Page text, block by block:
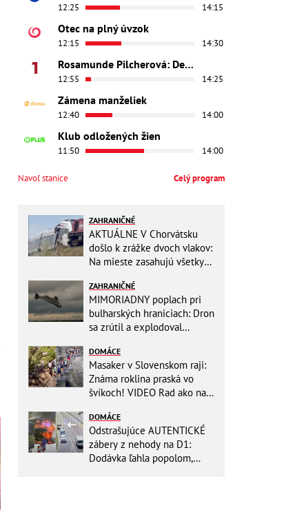
12:25 14:15
Otec na plný úvzok
12:15 14:30
Rosamunde Pilcherová: Dedičstvo lásky
12:55 14:25
Zámena manželiek
12:40 14:00
Klub odložených žien
11:50 14:00
Navoľ stanice Celý program
ZAHRANIČNÉ
AKTUÁLNE V Chorvátsku
došlo k zrážke dvoch vlakov:
Na mieste zasahujú všetky
ZAHRANIČNÉ
MIMORIADNY poplach pri
bulharských hraniciach: Dron
sa zrútil a explodoval
DOMÁCE
Masaker v Slovenskom raji:
Známa roklina praská vo
švíkoch! VIDEO Rad ako na
DOMÁCE
Odstrašujúce AUTENTICKÉ
zábery z nehody na D1:
Dodávka ľahla popolom,